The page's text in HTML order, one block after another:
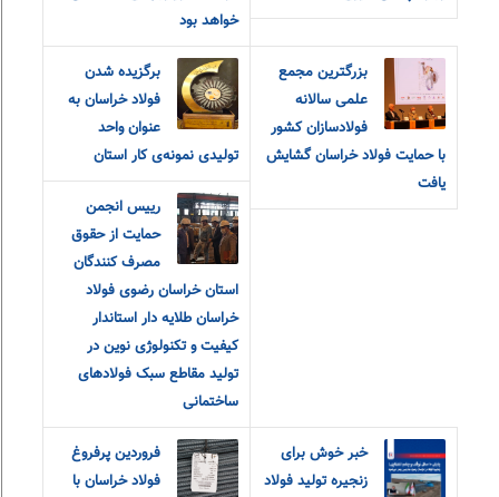
خواهد بود
بزرگترین مجمع
علمی سالانه
فولادسازان کشور
با حمایت فولاد خراسان گشایش
یافت
برگزیده شدن
فولاد خراسان به
عنوان واحد
تولیدی نمونه‌ی کار استان
رییس انجمن
حمایت از حقوق
مصرف کنندگان
استان خراسان رضوی فولاد
خراسان طلایه دار استاندار
کیفیت و تکنولوژی نوین در
تولید مقاطع سبک فولادهای
ساختمانی
خبر خوش برای
زنجیره تولید فولاد
فروردین پرفروغ
فولاد خراسان با